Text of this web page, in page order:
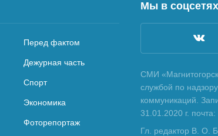
Перед фактом
Дежурная часть
Спорт
Экономика
Фоторепортаж
Мы в соцсетях
СМИ
службой по
коммуникаций.
31.01.2020 г.
Гл. редактор В. О.